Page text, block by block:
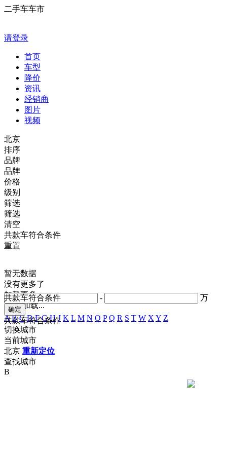
二手车车市
请登录
首页
车型
降价
资讯
经销商
图片
视频
北京
排序
品牌
品牌
价格
- 万
共款车符合条件
级别
共款车符合条件
筛选
筛选
清空
共款车符合条件
重置
暂无数据
没有更多了
加载更多
正在加载...
A B C D F G H J K L M N O P Q R S T W X Y Z
切换城市
当前城市
北京 重新定位
查找城市
B